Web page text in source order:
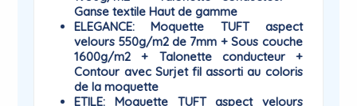
Ganse textile Haut de gamme
ELEGANCE: Moquette TUFT aspect
velours 550g/m2 de 7mm + Sous couche
1600g/m2 + Talonette conducteur +
Contour avec Surjet fil assorti au coloris
de la moquette
ETILE: Moquette TUFT aspect velours